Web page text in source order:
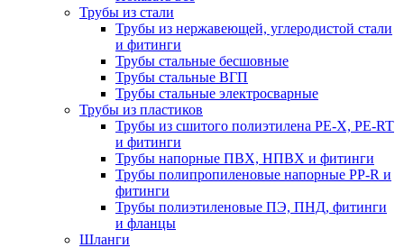
Трубы из стали
Трубы из нержавеющей, углеродистой стали
и фитинги
Трубы стальные бесшовные
Трубы стальные ВГП
Трубы стальные электросварные
Трубы из пластиков
Трубы из сшитого полиэтилена PE-X, PE-RT
и фитинги
Трубы напорные ПВХ, НПВХ и фитинги
Трубы полипропиленовые напорные PP-R и
фитинги
Трубы полиэтиленовые ПЭ, ПНД, фитинги
и фланцы
Шланги